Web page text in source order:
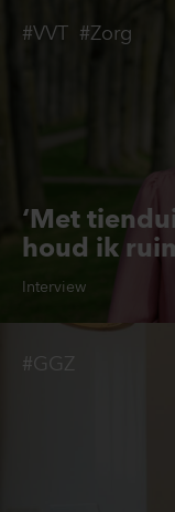
‘Met
houd ik
Interview
#VVT #Zorg
#GGZ